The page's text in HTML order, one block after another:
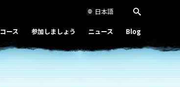
日本語
ース 参加しましょう ニュース Blog